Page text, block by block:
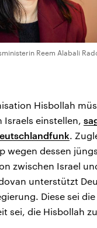
Reem Alabali
Hisbollah
Israels einstellen,
.
wegen dessen
zwischen Israel
unterstützt
Diese sei
sei, die Hisbollah